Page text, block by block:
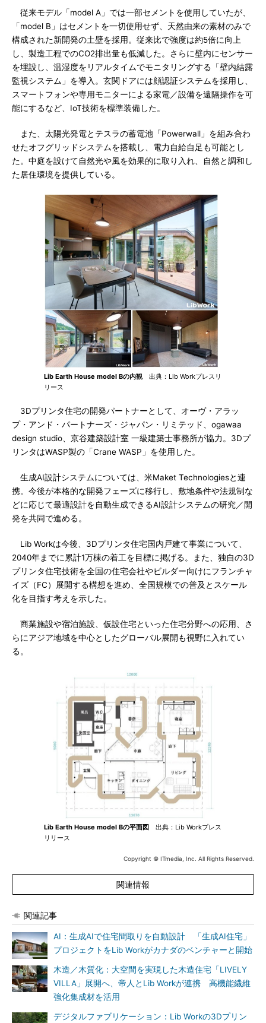
従来モデル「model A」では一部セメントを使用していたが、
「model B」はセメントを一切使用せず、天然由来の素材のみで
構成された新開発の土壁を採用。従来比で強度は約5倍に向上
し、製造工程でのCO2排出量も低減した。さらに壁内にセンサー
を埋設し、温湿度をリアルタイムでモニタリングする「壁内結露
監視システム」を導入。玄関ドアには顔認証システムを採用し、
スマートフォンや専用モニターによる家電／設備を遠隔操作を可
能にするなど、IoT技術を標準装備した。
また、太陽光発電とテスラの蓄電池「Powerwall」を組み合わ
せたオフグリッドシステムを搭載し、電力自給自足も可能とし
た。中庭を設けて自然光や風を効果的に取り入れ、自然と調和し
た居住環境を提供している。
Lib Earth House model Bの内観 出典：Lib Workプレスリ
リース
3Dプリンタ住宅の開発パートナーとして、オーヴ・アラッ
プ・アンド・パートナーズ・ジャパン・リミテッド、ogawaa
design studio、京谷建築設計室 一級建築士事務所が協力。3Dプ
リンタはWASP製の「Crane WASP」を使用した。
生成AI設計システムについては、米Maket Technologiesと連
携。今後が本格的な開発フェーズに移行し、敷地条件や法規制な
どに応じて最適設計を自動生成できるAI設計システムの研究／開
発を共同で進める。
Lib Workは今後、3Dプリンタ住宅国内戸建て事業について、
2040年までに累計1万棟の着工を目標に掲げる。また、独自の3D
プリンタ住宅技術を全国の住宅会社やビルダー向けにフランチャ
イズ（FC）展開する構想を進め、全国規模での普及とスケール
化を目指す考えを示した。
商業施設や宿泊施設、仮設住宅といった住宅分野への応用、さ
らにアジア地域を中心としたグローバル展開も視野に入れてい
る。
Lib Earth House model Bの平面図
出典：Lib Workプレス
リリース
Copyright © ITmedia, Inc. All Rights Reserved.
関連情報
関連記事
AI：生成AIで住宅間取りを自動設計 「生成AI住宅」
プロジェクトをLib Workがカナダのベンチャーと開始
木造／木質化：大空間を実現した木造住宅「LIVELY
VILLA」展開へ、帝人とLib Workが連携 高機能繊維
強化集成材を活用
デジタルファブリケーション：Lib Workの3Dプリン